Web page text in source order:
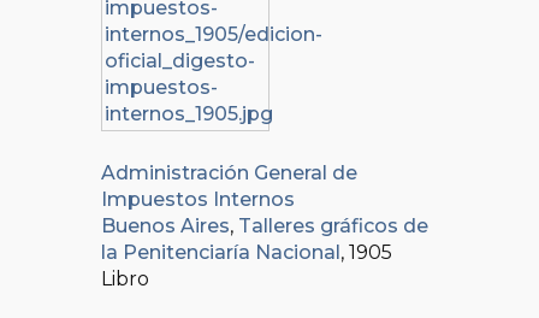
Administración General de
Impuestos Internos
Buenos Aires, Talleres gráficos de
la Penitenciaría Nacional , 1905
Libro